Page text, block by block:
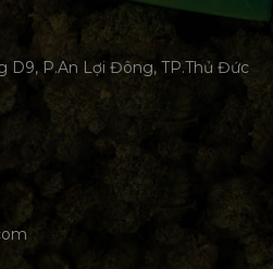
D9, P.An Lợi Đông, TP.Thủ Đức